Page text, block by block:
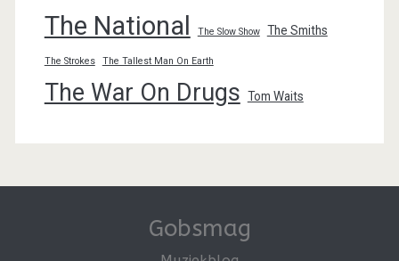
The National The Slow Show The Smiths
The Strokes The Tallest Man On Earth
The War On Drugs Tom Waits
Gobsmag